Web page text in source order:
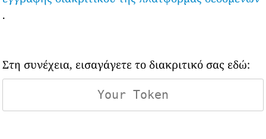
.
Στη συνέχεια, εισαγάγετε το διακριτικό σας εδώ: